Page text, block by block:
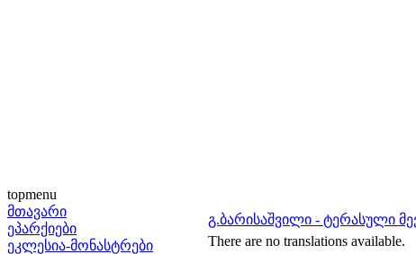
topmenu
მთავარი
ეპარქიები
ეკლესია-მონასტრები
გ.ბარისაშვილი - ტერასული
There are no translations available.